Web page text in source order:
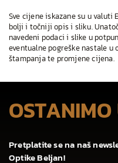
Sve cijene iskazane su u valuti
bolji i točniji opis i sliku.
navedeni podaci i slike u
eventualne pogreške nastale
štampanja te promjene cijena.
Pretplatite se na naš
Optike Beljan!